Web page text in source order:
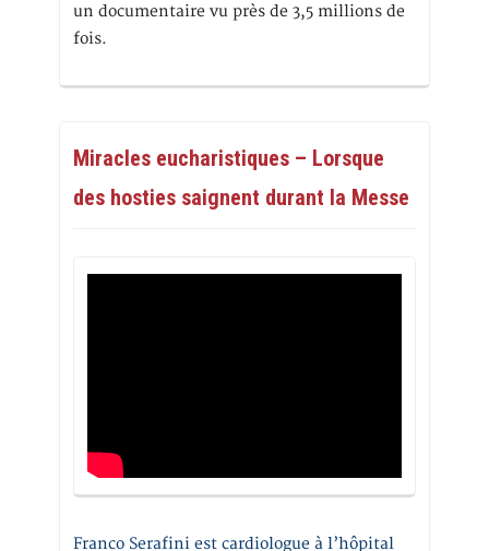
un documentaire vu près de 3,5 millions de
fois.
Miracles eucharistiques – Lorsque
des hosties saignent durant la Messe
Franco Serafini est cardiologue à l’hôpital